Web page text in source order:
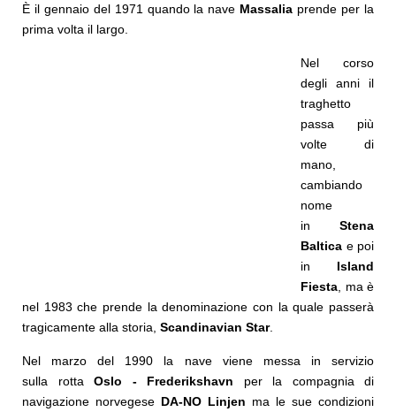
È il gennaio del 1971 quando la nave Massalia prende per la
prima volta il largo.
Nel corso
degli anni il
traghetto
passa più
volte di
mano,
cambiando
nome
in Stena
Baltica e poi
in Island
Fiesta , ma è
nel 1983 che prende la denominazione con la quale passerà
tragicamente alla storia, Scandinavian Star.
Nel marzo del 1990 la nave viene messa in servizio
sulla rotta Oslo - Frederikshavn per la compagnia di
navigazione norvegese DA-NO Linjen ma le sue condizioni